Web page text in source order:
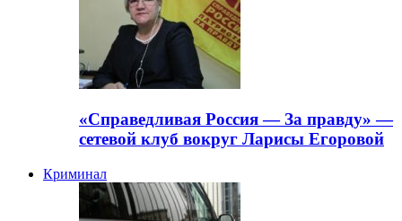
«Справедливая Россия — За правду» —
сетевой клуб вокруг Ларисы Егоровой
Криминал